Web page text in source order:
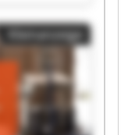
pol s.c.
pol s.c.
Kleinanzeige